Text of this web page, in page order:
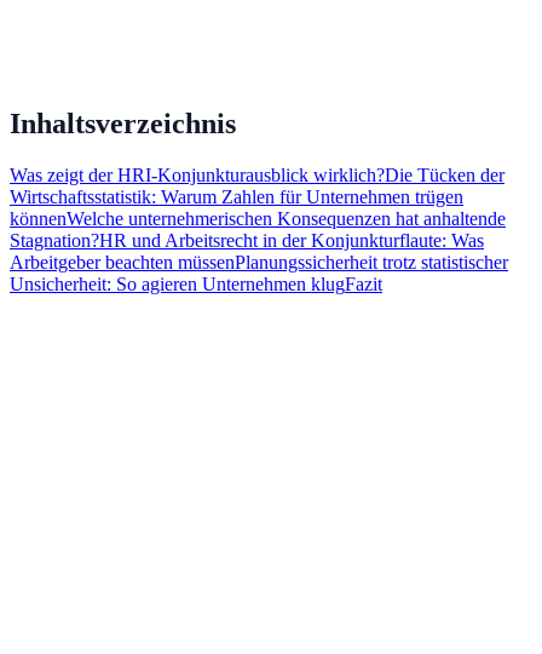
Inhaltsverzeichnis
Was zeigt der HRI-Konjunkturausblick wirklich?Die Tücken der
Wirtschaftsstatistik: Warum Zahlen für Unternehmen trügen
könnenWelche unternehmerischen Konsequenzen hat anhaltende
Stagnation?HR und Arbeitsrecht in der Konjunktur­flaute: Was
Arbeitgeber beachten müssenPlanungssicherheit trotz statistischer
Unsicherheit: So agieren Unternehmen klugFazit